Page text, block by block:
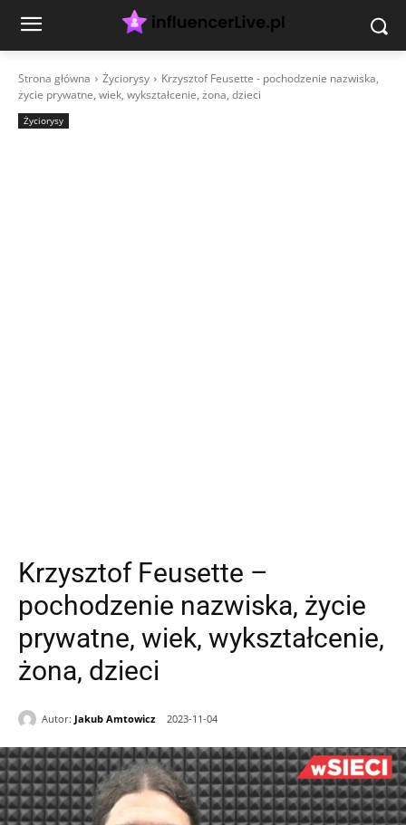
Strona główna Życiorysy
Krzysztof Feusette - pochodzenie nazwiska,
życie prywatne, wiek, wykształcenie, żona, dzieci
Życiorysy
Krzysztof Feusette –
pochodzenie nazwiska, życie
prywatne, wiek, wykształcenie,
żona, dzieci
Autor: Jakub Amtowicz 2023-11-04